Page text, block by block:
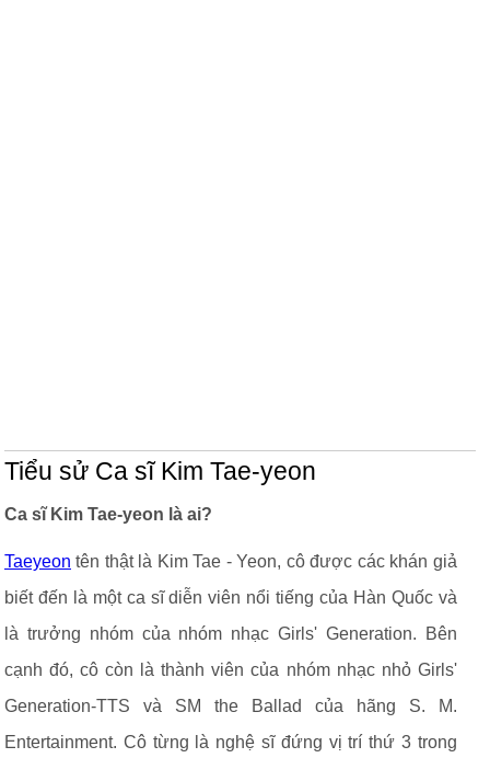
Tiểu sử Ca sĩ Kim Tae-yeon
Ca sĩ Kim Tae-yeon là ai?
Taeyeon tên thật là Kim Tae - Yeon, cô được các khán giả
biết đến là một ca sĩ diễn viên nổi tiếng của Hàn Quốc và
là trưởng nhóm của nhóm nhạc Girls' Generation. Bên
cạnh đó, cô còn là thành viên của nhóm nhạc nhỏ Girls'
Generation-TTS và SM the Ballad của hãng S. M.
Entertainment. Cô từng là nghệ sĩ đứng vị trí thứ 3 trong